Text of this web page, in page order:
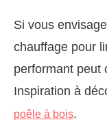
Si vous
chauffage pour
performant peut
Inspiration à
poêle à bois.